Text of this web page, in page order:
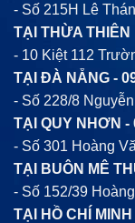
- Số 215H Lê
TẠI THỪA THIÊN
- 10 Kiệt 112
TẠI ĐÀ NẴNG -
- Số 228/8
TẠI QUY NHƠN -
- Số 301 Hoàng
TẠI BUÔN MÊ
- Số 152/39
TẠI HỒ CHÍ MINH